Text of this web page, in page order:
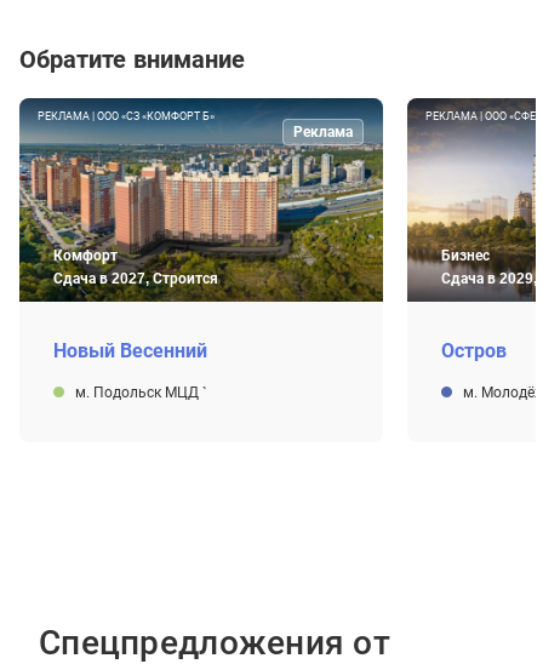
Обратите внимание
РЕКЛАМА | ООО «СЗ «КОМФОРТ Б»
Комфорт
Сдача в 2027, Строится
Реклама
Новый Весенний
м. Подольск МЦД `
РЕКЛАМА | ООО
Бизнес
Сдача в 2029,
Остров
м.
Спецпредложения от